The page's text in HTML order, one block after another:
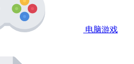
电脑游戏